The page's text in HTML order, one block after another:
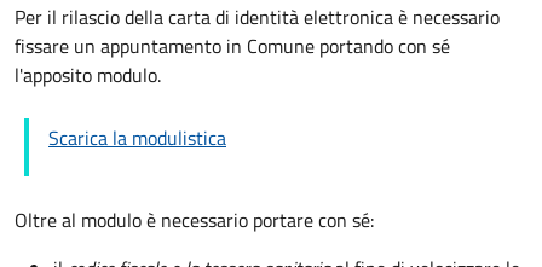
Per il rilascio della carta di identità elettronica è necessario
fissare un appuntamento in Comune portando con sé
l'apposito modulo.
Scarica la modulistica
Oltre al modulo è necessario portare con sé: